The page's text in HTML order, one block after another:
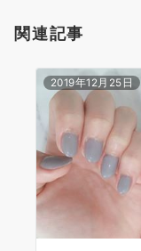
関連記事
2019年12月25日